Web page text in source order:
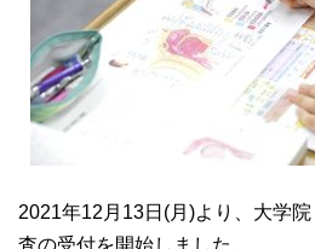
入試案内
2021年12月13日(月)より、大学